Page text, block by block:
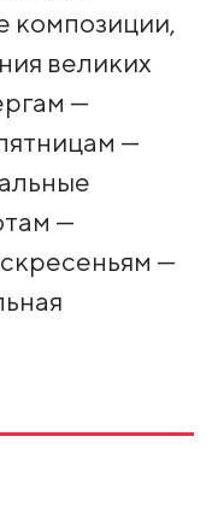
композиции,
великих
—
—
—
—